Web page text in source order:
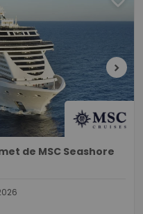
chevron_right
de MSC Seashore